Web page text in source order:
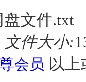
盘文件.txt
文件大小:
会员 以